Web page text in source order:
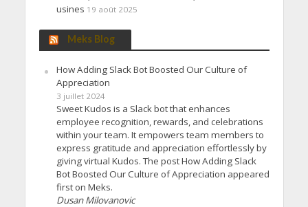
usines 19 août 2025
Meks Blog
How Adding Slack Bot Boosted Our Culture of
Appreciation
3 juillet 2024
Sweet Kudos is a Slack bot that enhances
employee recognition, rewards, and celebrations
within your team. It empowers team members to
express gratitude and appreciation effortlessly by
giving virtual Kudos. The post How Adding Slack
Bot Boosted Our Culture of Appreciation appeared
first on Meks.
Dusan Milovanovic